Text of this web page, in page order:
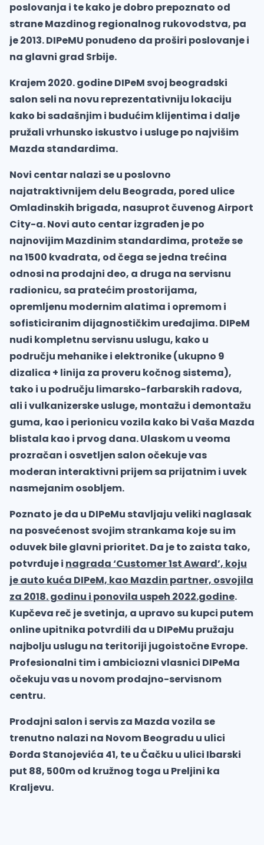
poslovanja i te kako je dobro prepoznato od
strane Mazdinog regionalnog rukovodstva, pa
je 2013. DIPeMU ponuđeno da proširi poslovanje i
na glavni grad Srbije.
Krajem 2020. godine DIPeM svoj beogradski
salon seli na novu reprezentativniju lokaciju
kako bi sadašnjim i budućim klijentima i dalje
pružali vrhunsko iskustvo i usluge po najvišim
Mazda standardima.
Novi centar nalazi se u poslovno
najatraktivnijem delu Beograda, pored ulice
Omladinskih brigada, nasuprot čuvenog Airport
City-a. Novi auto centar izgrađen je po
najnovijim Mazdinim standardima, proteže se
na 1500 kvadrata, od čega se jedna trećina
odnosi na prodajni deo, a druga na servisnu
radionicu, sa pratećim prostorijama,
opremljenu modernim alatima i opremom i
sofisticiranim dijagnostičkim uređajima. DIPeM
nudi kompletnu servisnu uslugu, kako u
području mehanike i elektronike (ukupno 9
dizalica + linija za proveru kočnog sistema),
tako i u području limarsko-farbarskih radova,
ali i vulkanizerske usluge, montažu i demontažu
guma, kao i perionicu vozila kako bi Vaša Mazda
blistala kao i prvog dana. Ulaskom u veoma
prozračan i osvetljen salon očekuje vas
moderan interaktivni prijem sa prijatnim i uvek
nasmejanim osobljem.
Poznato je da u DIPeMu stavljaju veliki naglasak
na posvećenost svojim strankama koje su im
oduvek bile glavni prioritet. Da je to zaista tako,
potvrđuje i nagrada ‘Customer 1st Award’, koju
je auto kuća DIPeM, kao Mazdin partner, osvojila
za 2018. godinu i ponovila uspeh 2022.godine.
Kupčeva reč je svetinja, a upravo su kupci putem
online upitnika potvrdili da u DIPeMu pružaju
najbolju uslugu na teritoriji jugoistočne Evrope.
Profesionalni tim i ambiciozni vlasnici DIPeMa
očekuju vas u novom prodajno-servisnom
centru.
Prodajni salon i servis za Mazda vozila se
trenutno nalazi na Novom Beogradu u ulici
Đorđa Stanojevića 41, te u Čačku u ulici Ibarski
put 88, 500m od kružnog toga u Preljini ka
Kraljevu.